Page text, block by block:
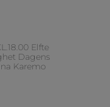
Elfte
Dagens
Karemo